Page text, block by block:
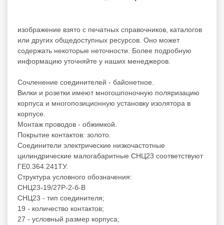
изображение взято с печатных справочников, каталогов
или других общедоступных ресурсов. Оно может
содержать некоторые неточности. Более подробную
информацию уточняйте у наших менеджеров.
Сочленение соединителей - байонетное.
Вилки и розетки имеют многошпоночную поляризацию
корпуса и многопозиционную установку изолятора в
корпусе.
Монтаж проводов - обжимкой.
Покрытие контактов: золото.
Соединители электрические низкочастотные
цилиндрические малогабаритные СНЦ23 соответствуют
ГЕ0.364.241ТУ.
Структура условного обозначения:
СНЦ23-19/27Р-2-б-В
СНЦ23 - тип соединителя;
19 - количество контактов;
27 - условный размер корпуса;